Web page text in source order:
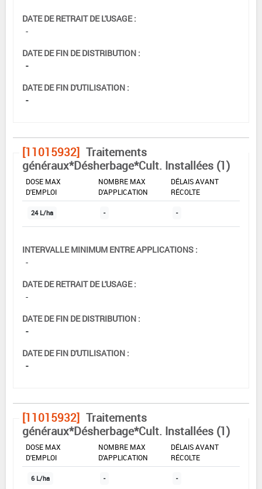
DATE DE RETRAIT DE L'USAGE :
-
DATE DE FIN DE DISTRIBUTION :
-
DATE DE FIN D'UTILISATION :
-
[11015932] Traitements
généraux*Désherbage*Cult. Installées (1)
DOSE MAX
D'EMPLOI
NOMBRE MAX
D'APPLICATION
DÉLAIS AVANT
RÉCOLTE
24 L/ha - -
INTERVALLE MINIMUM ENTRE APPLICATIONS :
-
DATE DE RETRAIT DE L'USAGE :
-
DATE DE FIN DE DISTRIBUTION :
-
DATE DE FIN D'UTILISATION :
-
[11015932] Traitements
généraux*Désherbage*Cult. Installées (1)
DOSE MAX
D'EMPLOI
NOMBRE MAX
D'APPLICATION
DÉLAIS AVANT
RÉCOLTE
6 L/ha - -